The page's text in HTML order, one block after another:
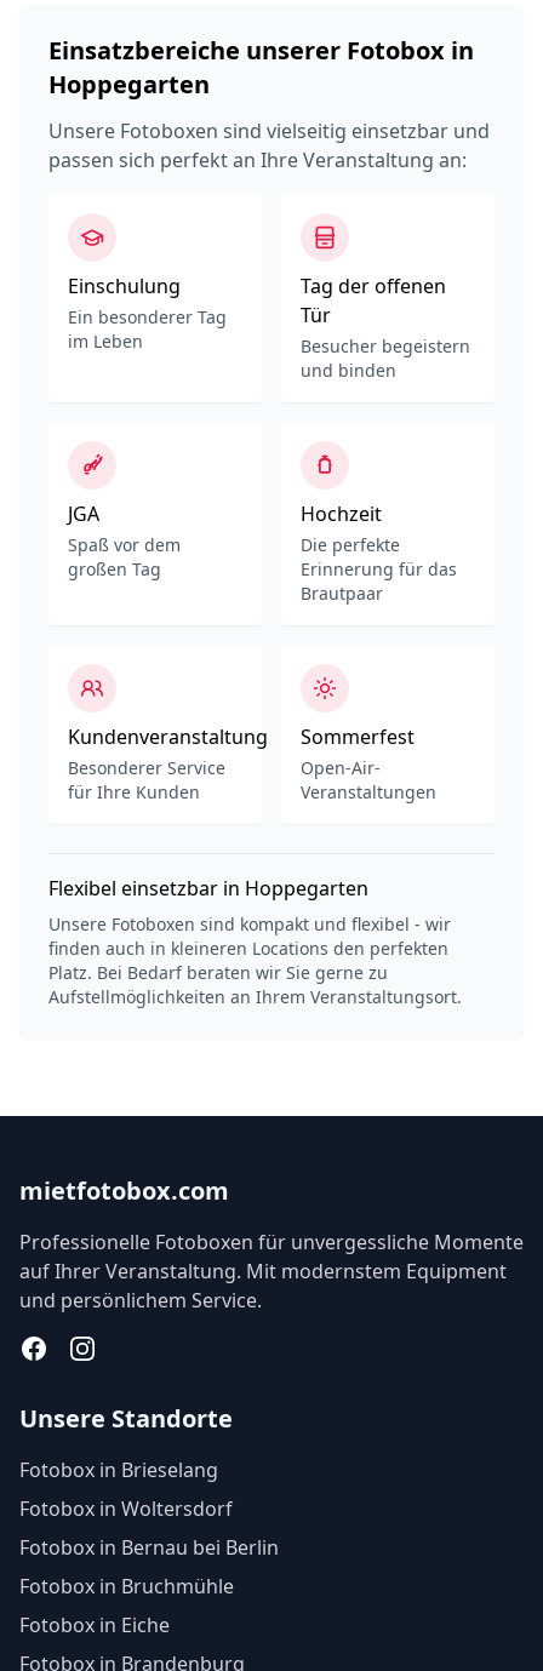
Einsatzbereiche unserer Fotobox in
Hoppegarten
Unsere Fotoboxen sind vielseitig einsetzbar und
passen sich perfekt an Ihre Veranstaltung an:
Einschulung
Ein besonderer Tag
im Leben
Tag der offenen
Tür
Besucher begeistern
und binden
JGA
Spaß vor dem
großen Tag
Hochzeit
Die perfekte
Erinnerung für das
Brautpaar
Kundenveranstaltung
Besonderer Service
für Ihre Kunden
Sommerfest
Open-Air-
Veranstaltungen
Flexibel einsetzbar in Hoppegarten
Unsere Fotoboxen sind kompakt und flexibel - wir
finden auch in kleineren Locations den perfekten
Platz. Bei Bedarf beraten wir Sie gerne zu
Aufstellmöglichkeiten an Ihrem Veranstaltungsort.
mietfotobox.com
Professionelle Fotoboxen für unvergessliche Momente
auf Ihrer Veranstaltung. Mit modernstem Equipment
und persönlichem Service.
FacebookInstagram
Unsere Standorte
Fotobox in Brieselang
Fotobox in Woltersdorf
Fotobox in Bernau bei Berlin
Fotobox in Bruchmühle
Fotobox in Eiche
Fotobox in Brandenburg